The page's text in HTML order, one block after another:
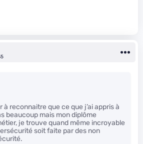
à reconnaitre que ce que j’ai appris à
beaucoup mais mon diplôme
je trouve quand même incroyable
soit faite par des non